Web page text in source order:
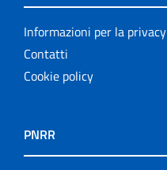
Informazioni per la privacy
Contatti
Cookie policy
PNRR